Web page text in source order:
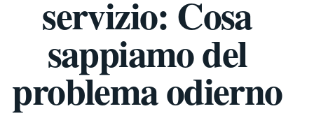
servizio: Cosa
sappiamo del
problema odierno